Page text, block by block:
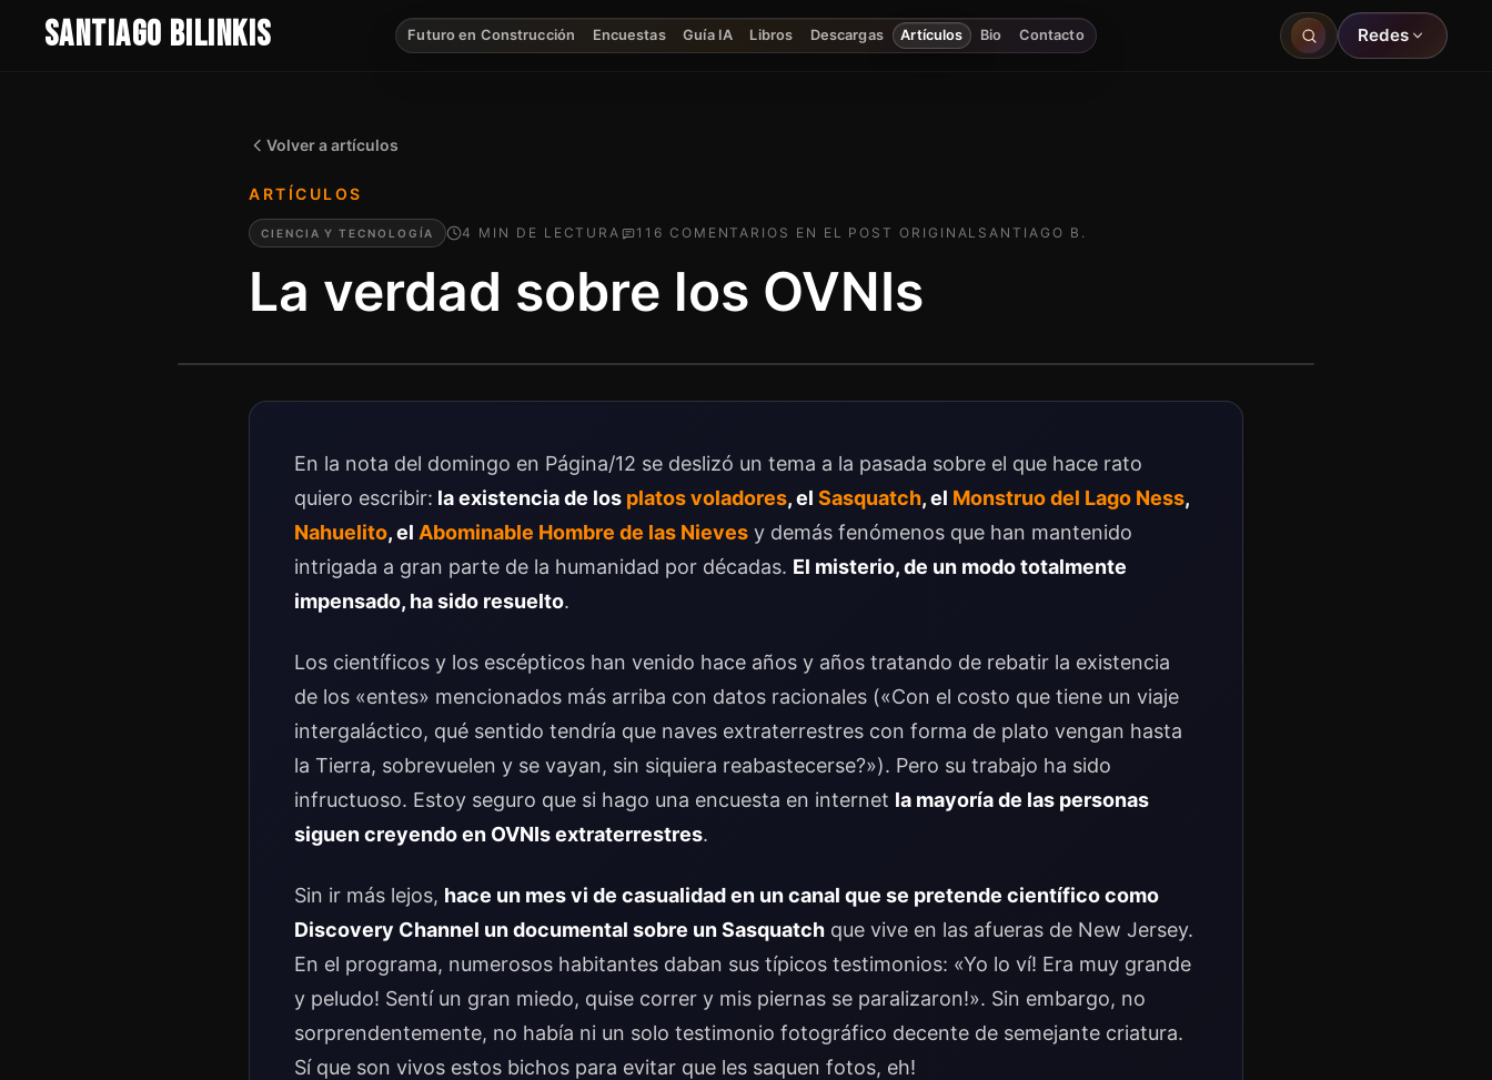
SANTIAGO BILINKIS Futuro en Construcción Encuestas Guía IA Libros Descargas Artículos Bio Contacto Redes
Volver a artículos
ARTÍCULOS
CIENCIA Y TECNOLOGÍA 4 MIN DE LECTURA 116 COMENTARIO S EN EL POST ORIGINAL SANTIAGO B.
La verdad sobre los OVNIs
En la nota del domingo en Página/12 se deslizó un tema a la pasada sobre el que hace rato
quiero escribir: la existencia de los platos voladores, el Sasquatch, el Monstruo del Lago Ness,
Nahuelito, el Abominable Hombre de las Nieves y demás fenómenos que han mantenido
intrigada a gran parte de la humanidad por décadas. El misterio, de un modo totalmente
impensado, ha sido resuelto.
Los científicos y los escépticos han venido hace años y años tratando de rebatir la existencia
de los «entes» mencionados más arriba con datos racionales («Con el costo que tiene un viaje
intergaláctico, qué sentido tendría que naves extraterrestres con forma de plato vengan hasta
la Tierra, sobrevuelen y se vayan, sin siquiera reabastecerse?»). Pero su trabajo ha sido
infructuoso. Estoy seguro que si hago una encuesta en internet la mayoría de las personas
siguen creyendo en OVNIs extraterrestres.
Sin ir más lejos, hace un mes vi de casualidad en un canal que se pretende científico como
Discovery Channel un documental sobre un Sasquatch que vive en las afueras de New Jersey.
En el programa, numerosos habitantes daban sus típicos testimonios: «Yo lo ví! Era muy grande
y peludo! Sentí un gran miedo, quise correr y mis piernas se paralizaron!». Sin embargo, no
sorprendentemente, no había ni un solo testimonio fotográfico decente de semejante criatura.
Sí que son vivos estos bichos para evitar que les saquen fotos, eh!